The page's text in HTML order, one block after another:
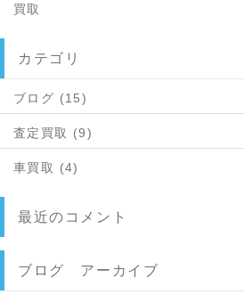
買取
カテゴリ
ブログ (15)
査定買取 (9)
車買取 (4)
最近のコメント
ブログ アーカイブ